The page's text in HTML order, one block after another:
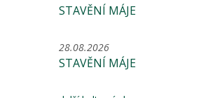
STAVĚNÍ MÁJE
28.08.2026
STAVĚNÍ MÁJE